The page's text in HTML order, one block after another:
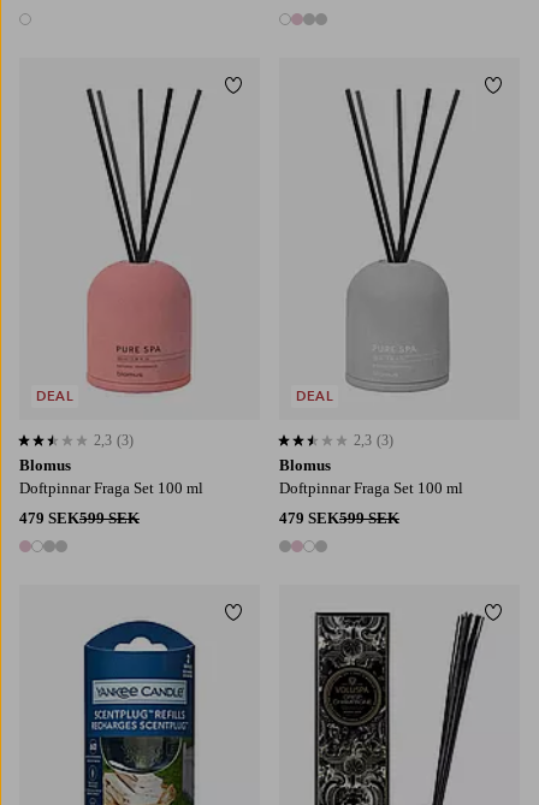
1 färg 4 färger
Blomus
Doftpinnar Fraga Set 100 ml
479 SEK599 SEK
4 färger
2,3 baserat på 3 st betyg
2,3 (3)
DEAL
Lägg till i favoriter
Blomus
Doftpinnar Fraga Set 100 ml
479 SEK599 SEK
4 färger
2,3 baserat på 3 st betyg
2,3 (3)
DEAL
Lägg till i favoriter